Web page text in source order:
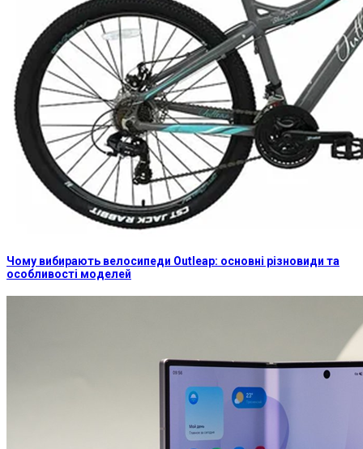
Чому вибирають велосипеди Outleap: основні різновиди та
особливості моделей